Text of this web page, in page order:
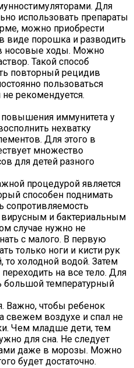
Для
использовать препараты
можно приобрести
виде порошка и разводить
носовые ходы. Можно
Такой способ
повторный рецидив
пользоваться
рекомендуется.
повышения иммунитета у
нехватку
Для этого в
множество
для детей разного
процедурой является
способен поднимать
сопротивляемость
и бактериальным
случае нужно не
с малого. В первую
только ноги и кисти рук
то холодной водой. Затем
на все тело. Для
большой температурный
Важно, чтобы ребенок
воздухе и спал не
Чем младше дети, тем
для сна. Не следует
даже в морозы. Можно
будет достаточно.